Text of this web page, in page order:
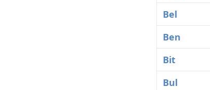
Bel
Ben
Bit
Bul